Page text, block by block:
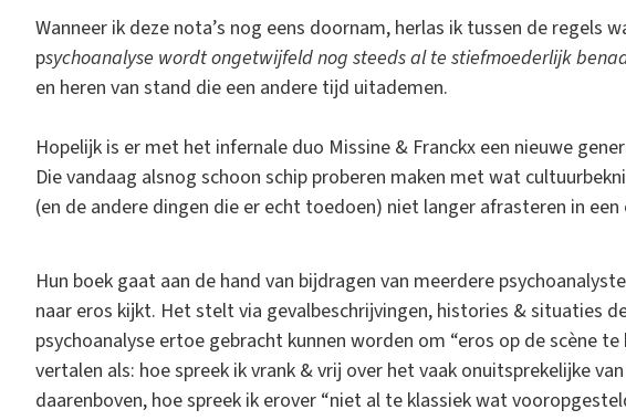
Wanneer ik deze nota’s nog eens doornam, herlas ik tussen de regels
psychoanalyse wordt ongetwijfeld nog steeds al te stiefmoederlijk
en heren van stand die een andere tijd uitademen.
Hopelijk is er met het infernale duo Missine & Franckx een nieuwe
Die vandaag alsnog schoon schip proberen maken met wat
(en de andere dingen die er echt toedoen) niet langer afrasteren in een
Hun boek gaat aan de hand van bijdragen van meerdere
naar eros kijkt. Het stelt via gevalbeschrijvingen, histories & situaties
psychoanalyse ertoe gebracht kunnen worden om “eros op de scène
vertalen als: hoe spreek ik vrank & vrij over het vaak onuitsprekelijke
daarenboven, hoe spreek ik erover “niet al te klassiek wat